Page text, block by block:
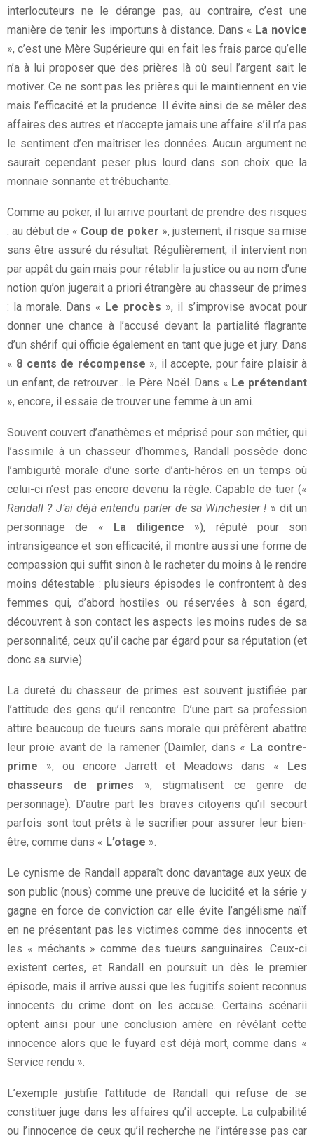
interlocuteurs ne le dérange pas, au contraire, c’est une
manière de tenir les importuns à distance. Dans « La novice
», c’est une Mère Supérieure qui en fait les frais parce qu’elle
n’a à lui proposer que des prières là où seul l’argent sait le
motiver. Ce ne sont pas les prières qui le maintiennent en vie
mais l’efficacité et la prudence. Il évite ainsi de se mêler des
affaires des autres et n’accepte jamais une affaire s’il n’a pas
le sentiment d’en maîtriser les données. Aucun argument ne
saurait cependant peser plus lourd dans son choix que la
monnaie sonnante et trébuchante.
Comme au poker, il lui arrive pourtant de prendre des risques
: au début de « Coup de poker », justement, il risque sa mise
sans être assuré du résultat. Régulièrement, il intervient non
par appât du gain mais pour rétablir la justice ou au nom d’une
notion qu’on jugerait a priori étrangère au chasseur de primes
: la morale. Dans « Le procès », il s’improvise avocat pour
donner une chance à l’accusé devant la partialité flagrante
d’un shérif qui officie également en tant que juge et jury. Dans
« 8 cents de récompense », il accepte, pour faire plaisir à
un enfant, de retrouver... le Père Noël. Dans « Le prétendant
», encore, il essaie de trouver une femme à un ami.
Souvent couvert d’anathèmes et méprisé pour son métier, qui
l’assimile à un chasseur d’hommes, Randall possède donc
l’ambiguïté morale d’une sorte d’anti-héros en un temps où
celui-ci n’est pas encore devenu la règle. Capable de tuer («
Randall ? J’ai déjà entendu parler de sa Winchester ! » dit un
personnage de «
La diligence »), réputé pour son
intransigeance et son efficacité, il montre aussi une forme de
compassion qui suffit sinon à le racheter du moins à le rendre
moins détestable : plusieurs épisodes le confrontent à des
femmes qui, d’abord hostiles ou réservées à son égard,
découvrent à son contact les aspects les moins rudes de sa
personnalité, ceux qu’il cache par égard pour sa réputation (et
donc sa survie).
La dureté du chasseur de primes est souvent justifiée par
l’attitude des gens qu’il rencontre. D’une part sa profession
attire beaucoup de tueurs sans morale qui préfèrent abattre
leur proie avant de la ramener (Daimler, dans « La contre-
prime », ou encore Jarrett et Meadows dans «
Les
chasseurs de primes », stigmatisent ce genre de
personnage). D’autre part les braves citoyens qu’il secourt
parfois sont tout prêts à le sacrifier pour assurer leur bien-
être, comme dans « L’otage ».
Le cynisme de Randall apparaît donc davantage aux yeux de
son public (nous) comme une preuve de lucidité et la série y
gagne en force de conviction car elle évite l’angélisme naïf
en ne présentant pas les victimes comme des innocents et
les « méchants » comme des tueurs sanguinaires. Ceux-ci
existent certes, et Randall en poursuit un dès le premier
épisode, mais il arrive aussi que les fugitifs soient reconnus
innocents du crime dont on les accuse. Certains scénarii
optent ainsi pour une conclusion amère en révélant cette
innocence alors que le fuyard est déjà mort, comme dans «
Service rendu ».
L’exemple justifie l’attitude de Randall qui refuse de se
constituer juge dans les affaires qu’il accepte. La culpabilité
ou l’innocence de ceux qu’il recherche ne l’intéresse pas car